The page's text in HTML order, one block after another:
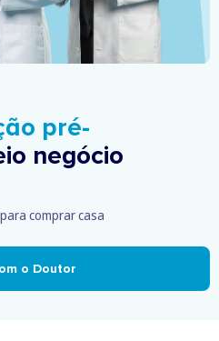
pré-
negócio
comprar casa
o Doutor